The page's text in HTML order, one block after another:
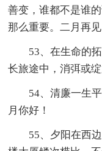
善变，谁都不是谁
那么重要。二月再
53、在生命的
长旅途中，消弭或
54、清廉一生
月你好！
55、夕阳在西